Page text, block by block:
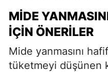
MIDE
İÇIN ÖNERILER
Mide yanmasını
tüketmeyi düşünen